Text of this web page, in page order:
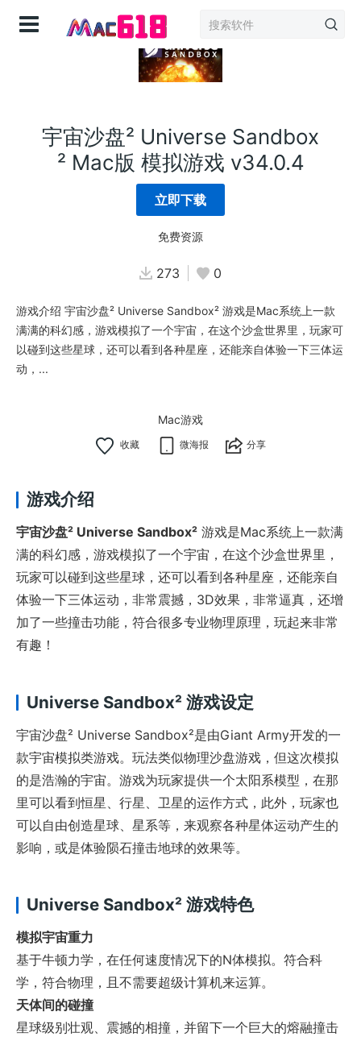
宇宙沙盘² Universe Sandbox
² Mac版 模拟游戏 v34.0.4
立即下载
免费资源
273 0
游戏介绍 宇宙沙盘² Universe Sandbox² 游戏是Mac系统上一款
满满的科幻感，游戏模拟了一个宇宙，在这个沙盒世界里，玩家可
以碰到这些星球，还可以看到各种星座，还能亲自体验一下三体运
动，...
Mac游戏
微海报 分享
游戏介绍
宇宙沙盘² Universe Sandbox² 游戏是Mac系统上一款满
满的科幻感，游戏模拟了一个宇宙，在这个沙盒世界里，
玩家可以碰到这些星球，还可以看到各种星座，还能亲自
体验一下三体运动，非常震撼，3D效果，非常逼真，还增
加了一些撞击功能，符合很多专业物理原理，玩起来非常
有趣！
Universe Sandbox² 游戏设定
宇宙沙盘² Universe Sandbox²是由Giant Army开发的一
款宇宙模拟类游戏。玩法类似物理沙盘游戏，但这次模拟
的是浩瀚的宇宙。游戏为玩家提供一个太阳系模型，在那
里可以看到恒星、行星、卫星的运作方式，此外，玩家也
可以自由创造星球、星系等，来观察各种星体运动产生的
影响，或是体验陨石撞击地球的效果等。
Universe Sandbox² 游戏特色
模拟宇宙重力
基于牛顿力学，在任何速度情况下的N体模拟。符合科
学，符合物理，且不需要超级计算机来运算。
天体间的碰撞
星球级别壮观、震撼的相撞，并留下一个巨大的熔融撞击